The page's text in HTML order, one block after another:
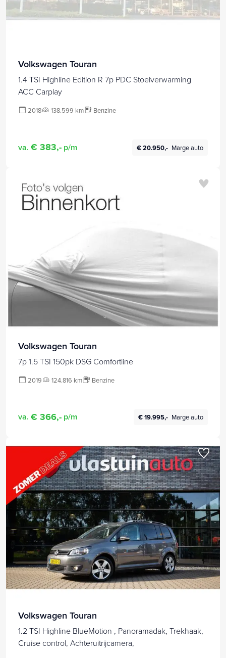
Volkswagen Touran
1.4 TSI Highline Edition R 7p PDC Stoelverwarming
ACC Carplay
2018 138.599 km Benzine
va. € 383,- p/m € 20.950,- Marge auto
Volkswagen Touran
7p 1.5 TSI 150pk DSG Comfortline
2019 124.816 km Benzine
va. € 366,- p/m € 19.995,- Marge auto
Volkswagen Touran
1.2 TSI Highline BlueMotion , Panoramadak, Trekhaak,
Cruise control, Achteruitrijcamera,